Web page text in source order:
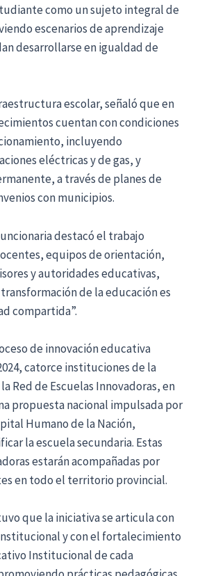
como un sujeto integral de
escenarios de aprendizaje
desarrollarse en igualdad de
escolar, señaló que en
cuentan con condiciones
incluyendo
eléctricas y de gas, y
a través de planes de
con municipios.
destacó el trabajo
equipos de orientación,
y autoridades educativas,
de la educación es
compartida”.
de innovación educativa
catorce instituciones de la
Red de Escuelas Innovadoras, en
propuesta nacional impulsada por
Humano de la Nación,
la escuela secundaria. Estas
estarán acompañadas por
en todo el territorio provincial.
que la iniciativa se articula con
y con el fortalecimiento
Institucional de cada